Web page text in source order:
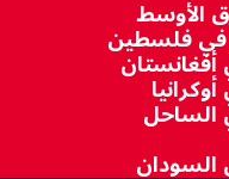
الأوسط
في فلسطين
الساحل
السودان